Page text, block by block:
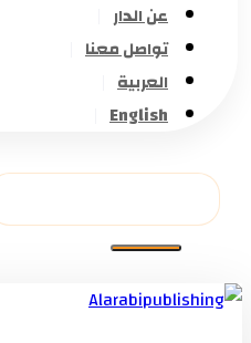
عن الدار
تواصل معنا
العربية
English